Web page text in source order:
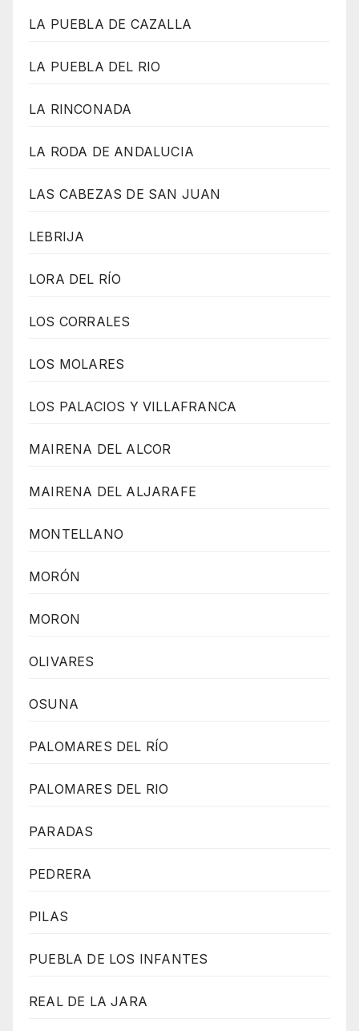
LA PUEBLA DE CAZALLA
LA PUEBLA DEL RIO
LA RINCONADA
LA RODA DE ANDALUCIA
LAS CABEZAS DE SAN JUAN
LEBRIJA
LORA DEL RÍO
LOS CORRALES
LOS MOLARES
LOS PALACIOS Y VILLAFRANCA
MAIRENA DEL ALCOR
MAIRENA DEL ALJARAFE
MONTELLANO
MORÓN
MORON
OLIVARES
OSUNA
PALOMARES DEL RÍO
PALOMARES DEL RIO
PARADAS
PEDRERA
PILAS
PUEBLA DE LOS INFANTES
REAL DE LA JARA